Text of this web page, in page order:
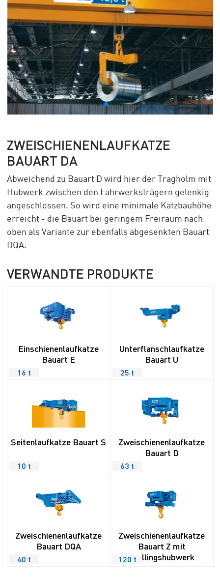
ZWEISCHIENENLAUFKATZE
BAUART DA
Abweichend zu Bauart D wird hier der Tragholm mit
Hubwerk zwischen den Fahrwerksträgern gelenkig
angeschlossen. So wird eine minimale Katzbauhöhe
erreicht - die Bauart bei geringem Freiraum nach
oben als Variante zur ebenfalls abgesenkten Bauart
DQA.
VERWANDTE PRODUKTE
Einschienenlaufkatze
Bauart E
16 t
Unterflanschlaufkatze
Bauart U
25 t
Seitenlaufkatze Bauart S
10 t
Zweischienenlaufkatze
Bauart D
63 t
Zweischienenlaufkatze
Bauart DQA
40 t
Zweischienenlaufkatze
Bauart Z mit
Zwillingshubwerk
120 t